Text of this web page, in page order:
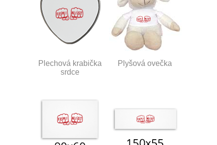
Plechová krabička
srdce
Plyšová ovečka